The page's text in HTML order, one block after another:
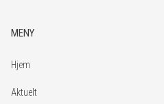
MENY
Hjem
Aktuelt